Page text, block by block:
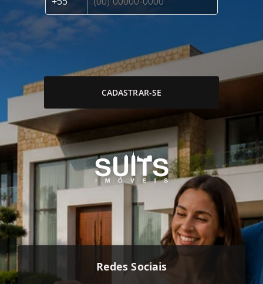
CADASTRAR-SE
Redes Sociais